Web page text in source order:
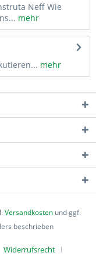
Neff Wie
mehr
mehr
Versandkosten und ggf.
beschrieben
Widerrufsrecht